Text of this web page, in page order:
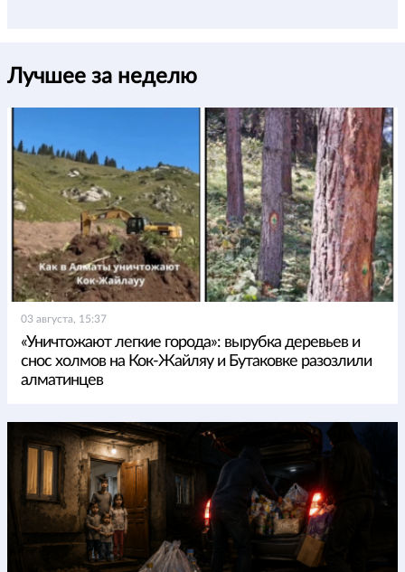
Лучшее за неделю
03 августа, 15:37
«Уничтожают легкие города»: вырубка деревьев и
снос холмов на Кок-Жайляу и Бутаковке разозлили
алматинцев